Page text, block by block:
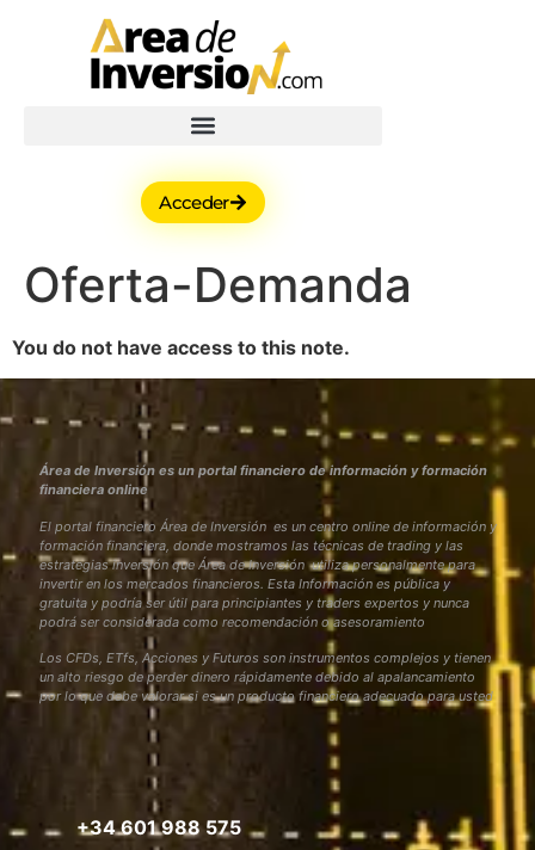
Acceder
Oferta-Demanda
You do not have access to this note.
Área de Inversión es un portal financiero de información y formación
financiera online
El portal financiero Área de Inversión es un centro online de información y
formación financiera, donde mostramos las técnicas de trading y las
estrategias inversión que Área de Inversión utiliza personalmente para
invertir en los mercados financieros. Esta Información es pública y
gratuita y podría ser útil para principiantes y traders expertos y nunca
podrá ser considerada como recomendación o asesoramiento
Los CFDs, ETfs, Acciones y Futuros son instrumentos complejos y tienen
un alto riesgo de perder dinero rápidamente debido al apalancamiento
por lo que debe valorar si es un producto financiero adecuado para usted
+34 601 988 575